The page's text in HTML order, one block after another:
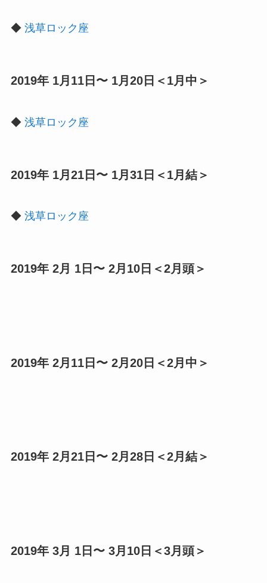
◆ 浅草ロック座
2019年 1月11日〜 1月20日＜1月中＞
◆ 浅草ロック座
2019年 1月21日〜 1月31日＜1月結＞
◆ 浅草ロック座
2019年 2月 1日〜 2月10日＜2月頭＞
2019年 2月11日〜 2月20日＜2月中＞
2019年 2月21日〜 2月28日＜2月結＞
2019年 3月 1日〜 3月10日＜3月頭＞